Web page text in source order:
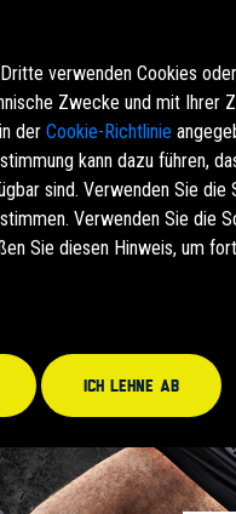
verwenden Cookies
Zwecke und mit Ihrer
der Cookie-Richtlinie
kann dazu führen,
sind. Verwenden Sie die
Verwenden Sie die
Sie diesen Hinweis, um
Ich lehne ab